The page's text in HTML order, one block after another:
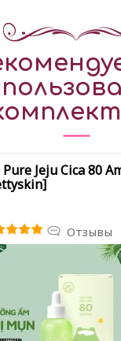
Jeju Cica 80
Отзывы